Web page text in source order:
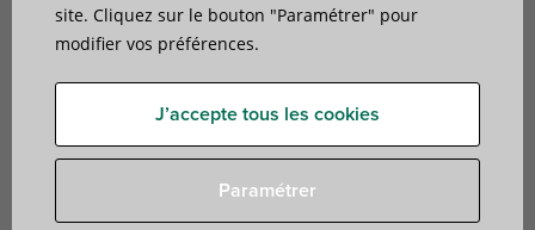
16 articles trouvés Filtrer
site. Cliquez sur le bouton "Paramétrer" pour
modifier vos préférences.
J’accepte tous les cookies
Paramétrer